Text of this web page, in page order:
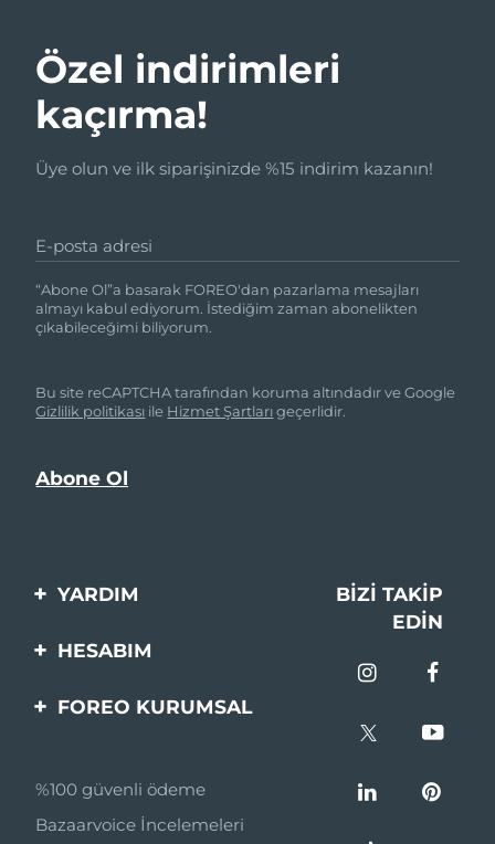
Özel indirimleri
kaçırma!
Üye olun ve ilk siparişinizde %15 indirim kazanın!
E-posta adresi
“Abone Ol”a basarak FOREO'dan pazarlama mesajları
almayı kabul ediyorum. İstediğim zaman abonelikten
çıkabileceğimi biliyorum.
Bu site reCAPTCHA tarafından koruma altındadır ve Google
Gizlilik politikası ile Hizmet Şartlarıgeçerlidir.
YARDIM
Bi̇zi̇mle İleti̇şi̇me Geçi̇n
BIZI TAKIP
EDIN
HESABIM
Ürün Kaydı
FOREO KURUMSAL
Ortaklik Programi
Ortaklık haberleri
%100 güvenli ödeme
Bazaarvoice İncelemeleri